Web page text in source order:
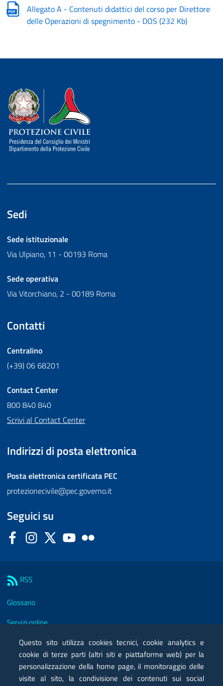
Allegato A - Contenuti didattici del corso per Direttore
delle Operazioni di spegnimento - DOS (232 Kb)
Dipartimento della Protezione Civile
Sedi
Sede istituzionale
Via Ulpiano, 11 - 00193 Roma
Sede operativa
Via Vitorchiano, 2 - 00189 Roma
Contatti
Centralino
(+39) 06 68201
Contact Center
800 840 840
Scrivi al Contact Center
Indirizzi di posta elettronica
Posta elettronica certificata PEC
protezionecivile@pec.governo.it
Seguici su
FacebookInstagram
Twitter YouTube
RSS
Glossario
Servizi online
Moduli
Posta elettronica certificata PEC
Privacy
Questo sito utilizza cookies tecnici, cookie analytics e
cookie di terze parti (altri siti e piattaforme web) per la
personalizzazione della home page, il monitoraggio delle
visite al sito, la condivisione dei contenuti sui social